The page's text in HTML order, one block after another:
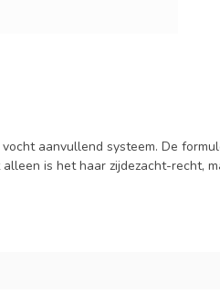
aanvullend systeem. De
is het haar zijdezacht-recht,